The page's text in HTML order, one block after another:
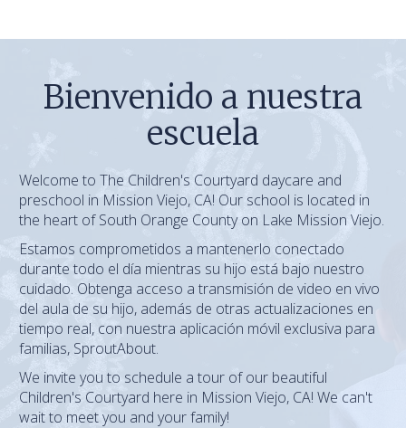
Bienvenido a nuestra
escuela
Welcome to The Children's Courtyard daycare and
preschool in Mission Viejo, CA! Our school is located in
the heart of South Orange County on Lake Mission Viejo.
Estamos comprometidos a mantenerlo conectado
durante todo el día mientras su hijo está bajo nuestro
cuidado. Obtenga acceso a transmisión de video en vivo
del aula de su hijo, además de otras actualizaciones en
tiempo real, con nuestra aplicación móvil exclusiva para
familias, SproutAbout.
We invite you to schedule a tour of our beautiful
Children's Courtyard here in Mission Viejo, CA! We can't
wait to meet you and your family!